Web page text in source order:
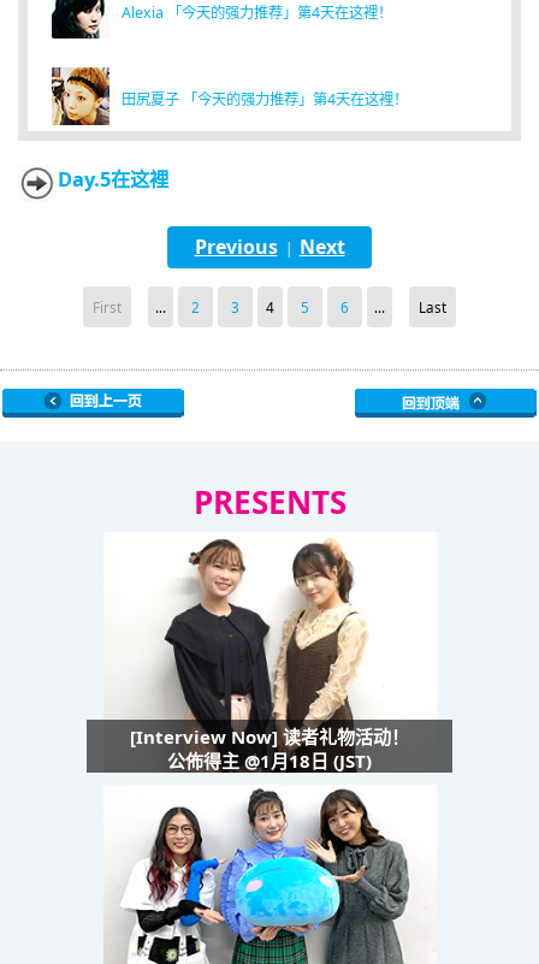
Alexia 「今天的强力推荐」第4天在这裡！
田尻夏子 「今天的强力推荐」第4天在这裡！
Day.5在这裡
Previous| Next
First ... 2 3 4 5 6 ... Last
PRESENTS
[Interview Now] 读者礼物活动！
公佈得主 @1月18日 (JST)